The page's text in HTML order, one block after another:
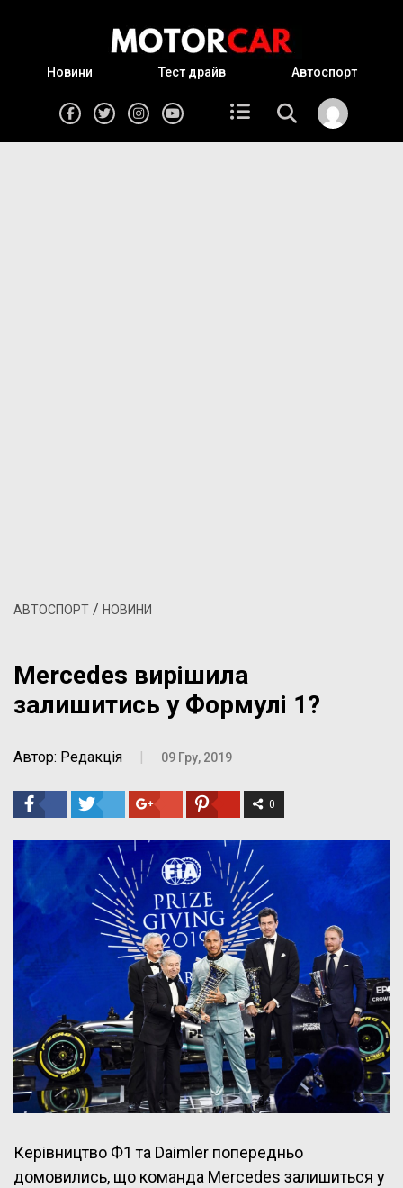
Новини Тест драйв Автоспорт
АВТОСПОРТ / НОВИНИ
Mercedes вирішила
залишитись у Формулі 1?
Автор: Редакція | 09 Гру, 2019
0
Керівництво Ф1 та Daimler попередньо
домовились, що команда Mercedes залишиться у